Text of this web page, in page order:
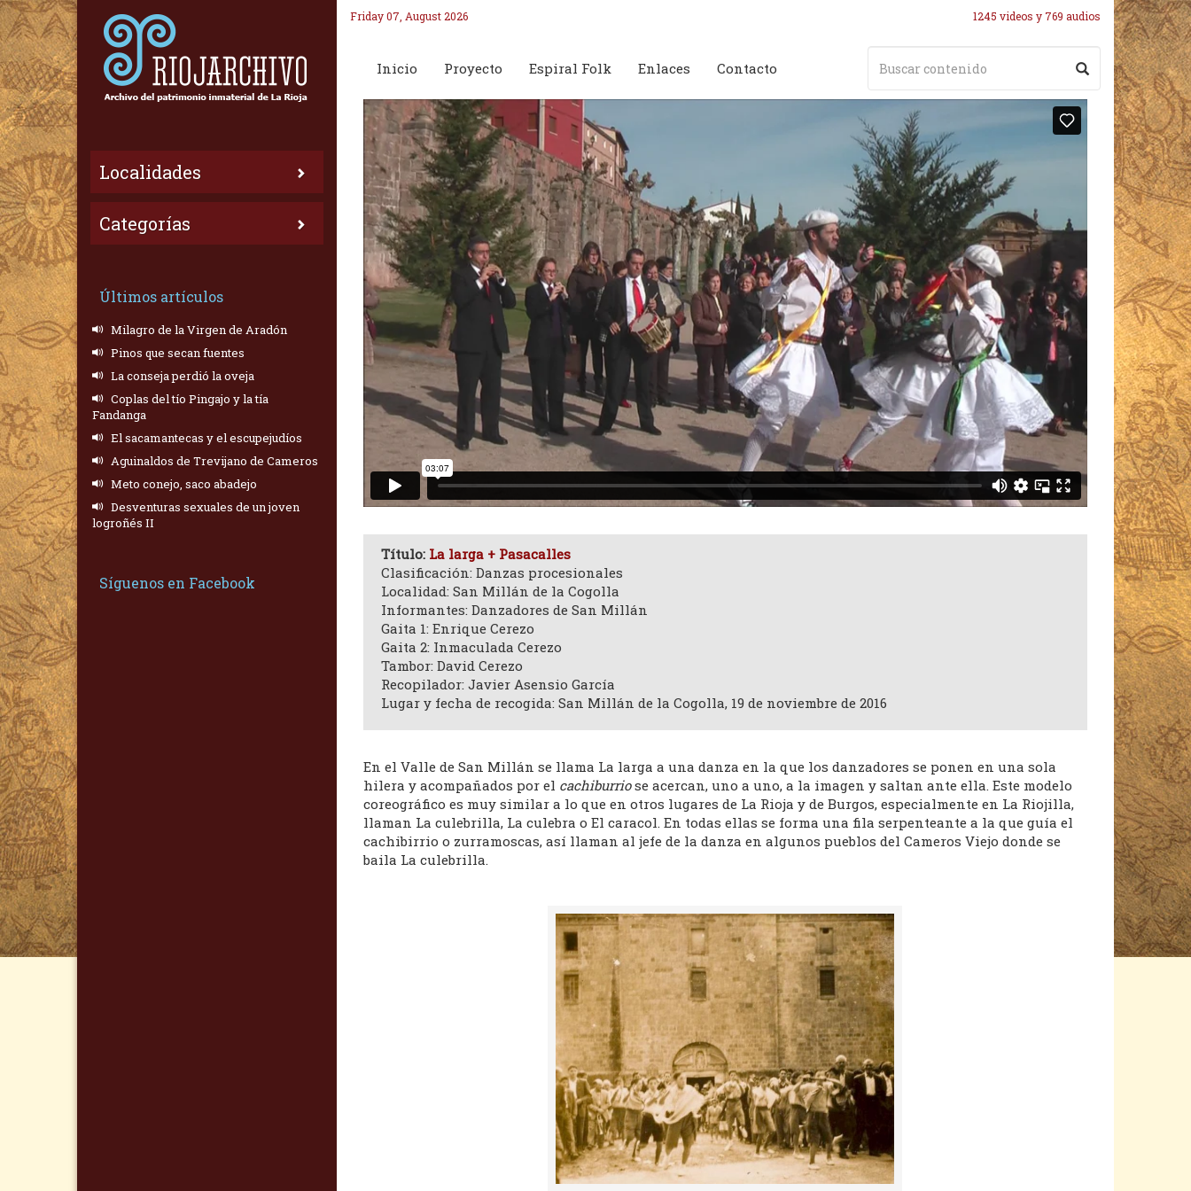
Localidades
Categorías
Últimos artículos
Milagro de la Virgen de Aradón
Pinos que secan fuentes
La conseja perdió la oveja
Coplas del tío Pingajo y la tía
Fandanga
El sacamantecas y el escupejudíos
Aguinaldos de Trevijano de Cameros
Meto conejo, saco abadejo
Desventuras sexuales de un joven
logroñés II
Síguenos en Facebook
Friday 07, August 2026 1245 videos y 769 audios
Inicio Proyecto Espiral Folk Enlaces Contacto
Título: La larga + Pasacalles
Clasificación: Danzas procesionales
Localidad: San Millán de la Cogolla
Informantes: Danzadores de San Millán
Gaita 1: Enrique Cerezo
Gaita 2: Inmaculada Cerezo
Tambor: David Cerezo
Recopilador: Javier Asensio García
Lugar y fecha de recogida: San Millán de la Cogolla, 19 de noviembre de 2016
En el Valle de San Millán se llama La larga a una danza en la que los danzadores se ponen en una sola
hilera y acompañados por el cachiburriose acercan, uno a uno, a la imagen y saltan ante ella. Este modelo
coreográfico es muy similar a lo que en otros lugares de La Rioja y de Burgos, especialmente en La Riojilla,
llaman La culebrilla, La culebra o El caracol. En todas ellas se forma una fila serpenteante a la que guía el
cachibirrio o zurramoscas, así llaman al jefe de la danza en algunos pueblos del Cameros Viejo donde se
baila La culebrilla.